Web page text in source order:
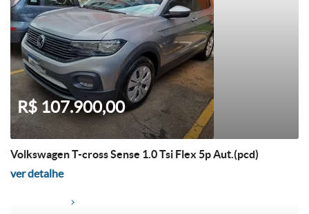
R$ 107.900,00
Volkswagen T-cross Sense 1.0 Tsi Flex 5p Aut.(pcd)
ver detalhe